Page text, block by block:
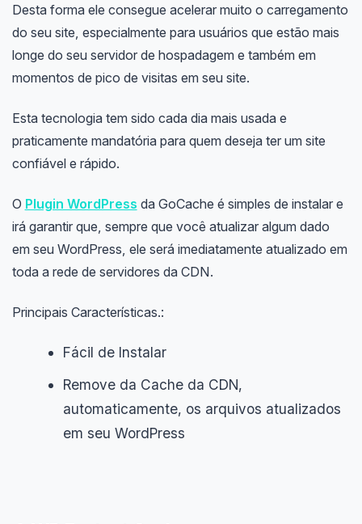
Desta forma ele consegue acelerar muito o carregamento
do seu site, especialmente para usuários que estão mais
longe do seu servidor de hospadagem e também em
momentos de pico de visitas em seu site.
Esta tecnologia tem sido cada dia mais usada e
praticamente mandatória para quem deseja ter um site
confiável e rápido.
O Plugin WordPress da GoCache é simples de instalar e
irá garantir que, sempre que você atualizar algum dado
em seu WordPress, ele será imediatamente atualizado em
toda a rede de servidores da CDN.
Principais Características.:
Fácil de Instalar
Remove da Cache da CDN,
automaticamente, os arquivos atualizados
em seu WordPress